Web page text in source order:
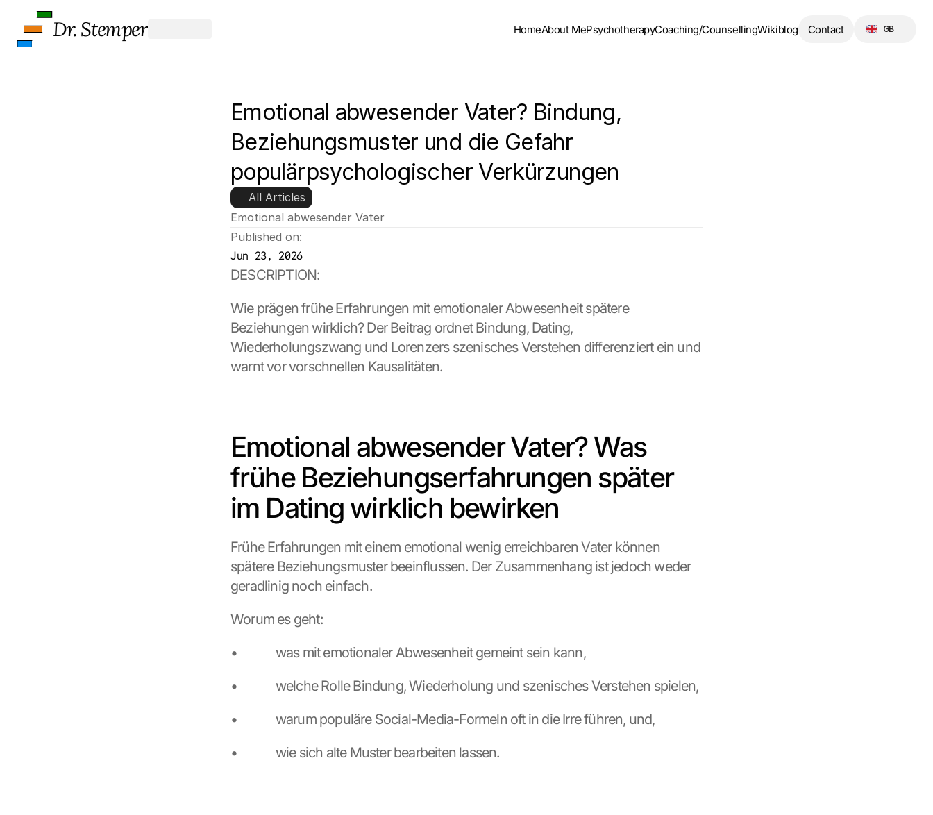
Emotional abwesender Vater? Bindung,
Beziehungsmuster und die Gefahr
populärpsychologischer Verkürzungen
All Articles
Emotional abwesender Vater
Published on:
Jun 23, 2026
DESCRIPTION:
Wie prägen frühe Erfahrungen mit emotionaler Abwesenheit spätere
Beziehungen wirklich? Der Beitrag ordnet Bindung, Dating,
Wiederholungszwang und Lorenzers szenisches Verstehen differenziert ein und
warnt vor vorschnellen Kausalitäten.
Emotional abwesender Vater? Was
frühe Beziehungserfahrungen später
im Dating wirklich bewirken
Frühe Erfahrungen mit einem emotional wenig erreichbaren Vater können
spätere Beziehungsmuster beeinflussen. Der Zusammenhang ist jedoch weder
geradlinig noch einfach.
Worum es geht:
•             was mit emotionaler Abwesenheit gemeint sein kann,
•             welche Rolle Bindung, Wiederholung und szenisches Verstehen spielen,
•             warum populäre Social-Media-Formeln oft in die Irre führen, und,
•             wie sich alte Muster bearbeiten lassen.
Dr. Stemper HomeAbout MePsychotherapyCoaching/CounsellingWikiblog Contact GB